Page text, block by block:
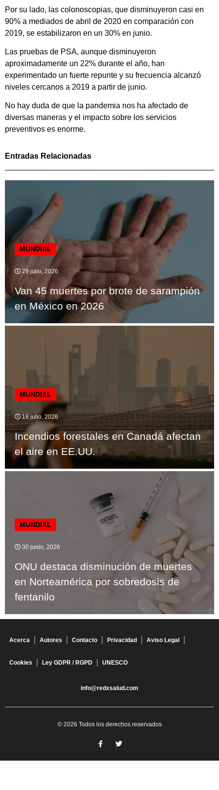
Por su lado, las colonoscopias, que disminuyeron casi en
90% a mediados de abril de 2020 en comparación con
2019, se estabilizaron en un 30% en junio.
Las pruebas de PSA, aunque disminuyeron
aproximadamente un 22% durante el año, han
experimentado un fuerte repunte y su frecuencia alcanzó
niveles cercanos a 2019 a partir de junio.
No hay duda de que la pandemia nos ha afectado de
diversas maneras y el impacto sobre los servicios
preventivos es enorme.
Entradas Relacionadas
MUNDIAL
29 julio, 2026
Van 45 muertes por brote de sarampión
en México en 2026
MUNDIAL
18 julio, 2026
Incendios forestales en Canadá afectan
el aire en EE.UU.
MUNDIAL
30 junio, 2026
ONU destaca disminución de muertes
en Norteamérica por sobredosis de
fentanilo
Acerca Autores Contacto Privacidad Aviso Legal
Cookies Ley GDPR / RGPD UNESCO
info@redxsalud.com
© 2026 Todos los derechos reservados